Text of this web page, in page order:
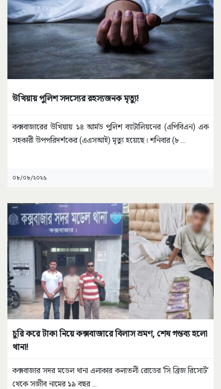
উখিয়ায় পুলিশ সদস্যের রহস্যজনক মৃত্যু!
কক্সবাজারের উখিয়ায় ১৪ আর্মড পুলিশ ব্যাটালিয়নের (এপিবিএন) এক
সহকারী উপপরিদর্শকের (এএসআই) মৃত্যু হয়েছে। শনিবার (৮ ...
০৮/০৮/২০২৬
চুরি করে টাকা নিয়ে কক্সবাজারে বিলাস ভ্রমণ, শেষ গন্তব্য হলো
থানা!
কক্সবাজার সদর মডেল থানা এলাকার কলাতলী রোডের ‘সি ব্রিজ রিসোর্ট’
থেকে সজীব নামের ১৯ বছর ...